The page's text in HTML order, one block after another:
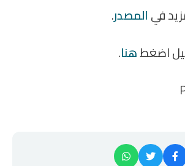
فيالمصدر.
اضغطهنا.